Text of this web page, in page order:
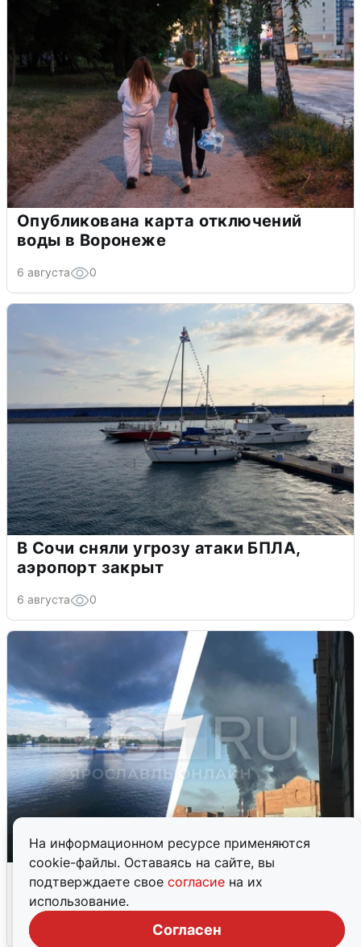
На информационном ресурсе применяются
cookie-файлы. Оставаясь на сайте, вы
подтверждаете свое согласие на их
использование.
Согласен
Опубликована карта отключений
воды в Воронеже
6 августа 0
В Сочи сняли угрозу атаки БПЛА,
аэропорт закрыт
6 августа 0
Ночная атака БПЛА на Ярославль:
попадания и последствия
6 августа